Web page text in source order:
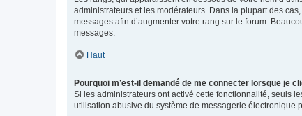
administrateurs et les modérateurs. Dans la plupart des
messages afin d’augmenter votre rang sur le forum.
messages.
Haut
Pourquoi m’est-il demandé de me connecter lorsque je
Si les administrateurs ont activé cette fonctionnalité, seuls
utilisation abusive du système de messagerie électronique